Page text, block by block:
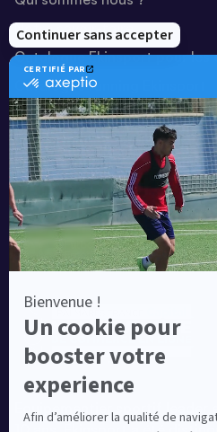
Notre savoir-faire
Catalogue Ekinsport pour les
Catalogue running Ekinsport
Blog
Une société de :
Equipementier sportif leader